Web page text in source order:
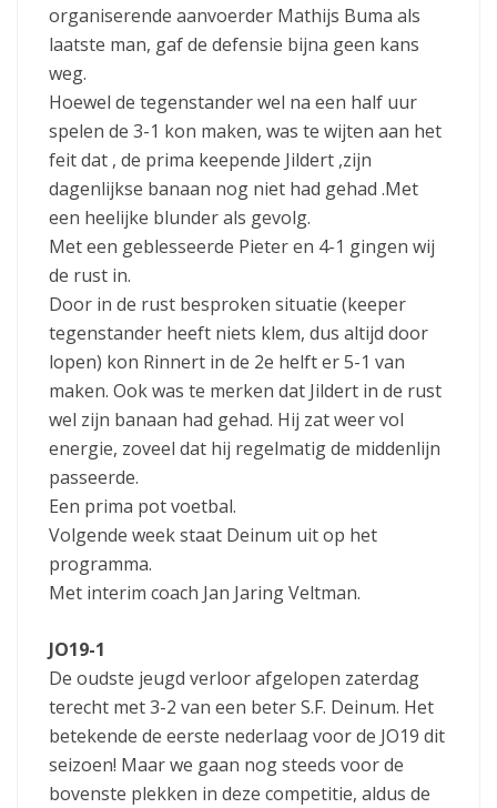
organiserende aanvoerder Mathijs Buma als
laatste man, gaf de defensie bijna geen kans
weg.
Hoewel de tegenstander wel na een half uur
spelen de 3-1 kon maken, was te wijten aan het
feit dat , de prima keepende Jildert ,zijn
dagenlijkse banaan nog niet had gehad .Met
een heelijke blunder als gevolg.
Met een geblesseerde Pieter en 4-1 gingen wij
de rust in.
Door in de rust besproken situatie (keeper
tegenstander heeft niets klem, dus altijd door
lopen) kon Rinnert in de 2e helft er 5-1 van
maken. Ook was te merken dat Jildert in de rust
wel zijn banaan had gehad. Hij zat weer vol
energie, zoveel dat hij regelmatig de middenlijn
passeerde.
Een prima pot voetbal.
Volgende week staat Deinum uit op het
programma.
Met interim coach Jan Jaring Veltman.
JO19-1
De oudste jeugd verloor afgelopen zaterdag
terecht met 3-2 van een beter S.F. Deinum. Het
betekende de eerste nederlaag voor de JO19 dit
seizoen! Maar we gaan nog steeds voor de
bovenste plekken in deze competitie, aldus de